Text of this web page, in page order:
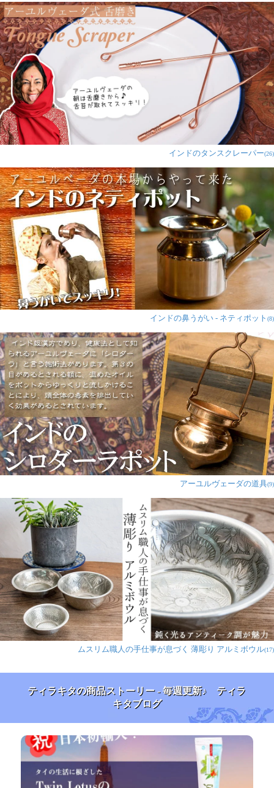
インドのタンスクレーパー(26)
インドの鼻うがい - ネティポット (8)
アーユルヴェーダの道具(9)
ムスリム職人の手仕事が息づく 薄彫り アルミボウル(17)
ティラキタの商品ストーリー - 毎週更新♪ ティラ
キタブログ